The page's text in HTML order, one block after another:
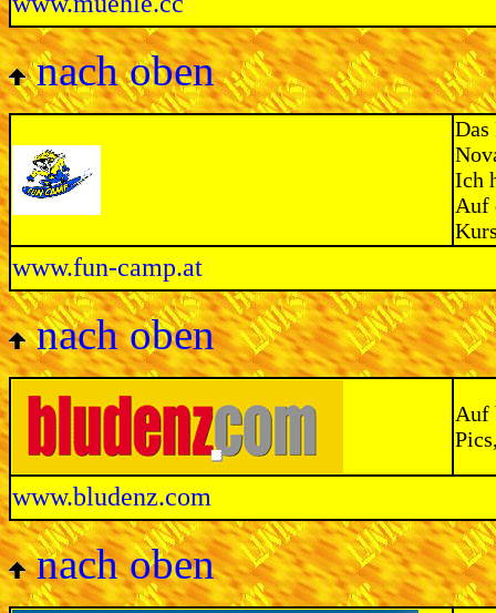
nach oben
Das
Ich
Auf
www.fun-camp.at
nach oben
Auf
www.bludenz.com
nach oben